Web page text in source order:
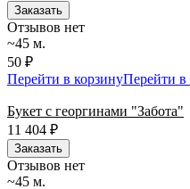
Заказать
Отзывов нет
~45 м.
50 ₽
Перейти в корзинуПерейти в
Букет с георгинами "Забота"
11 404 ₽
Заказать
Отзывов нет
~45 м.